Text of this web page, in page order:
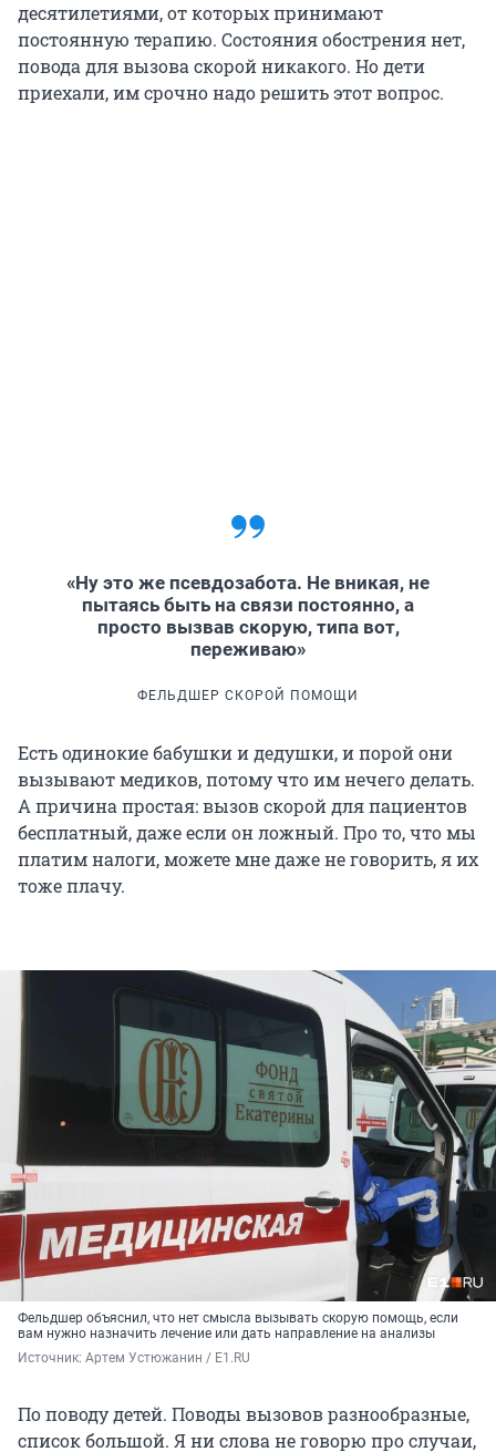
десятилетиями, от которых принимают
постоянную терапию. Состояния обострения нет,
повода для вызова скорой никакого. Но дети
приехали, им срочно надо решить этот вопрос.
«Ну это же псевдозабота. Не вникая, не
пытаясь быть на связи постоянно, а
просто вызвав скорую, типа вот,
переживаю»
ФЕЛЬДШЕР СКОРОЙ ПОМОЩИ
Есть одинокие бабушки и дедушки, и порой они
вызывают медиков, потому что им нечего делать.
А причина простая: вызов скорой для пациентов
бесплатный, даже если он ложный. Про то, что мы
платим налоги, можете мне даже не говорить, я их
тоже плачу.
Фельдшер объяснил, что нет смысла вызывать скорую помощь, если
вам нужно назначить лечение или дать направление на анализы
Источник: Артем Устюжанин / E1.RU
По поводу детей. Поводы вызовов разнообразные,
список большой. Я ни слова не говорю про случаи,